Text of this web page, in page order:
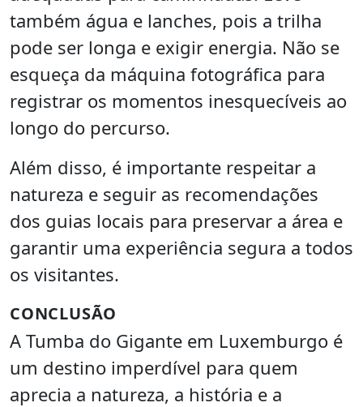
também água e lanches, pois a trilha
pode ser longa e exigir energia. Não se
esqueça da máquina fotográfica para
registrar os momentos inesquecíveis ao
longo do percurso.
Além disso, é importante respeitar a
natureza e seguir as recomendações
dos guias locais para preservar a área e
garantir uma experiência segura a todos
os visitantes.
CONCLUSÃO
A Tumba do Gigante em Luxemburgo é
um destino imperdível para quem
aprecia a natureza, a história e a